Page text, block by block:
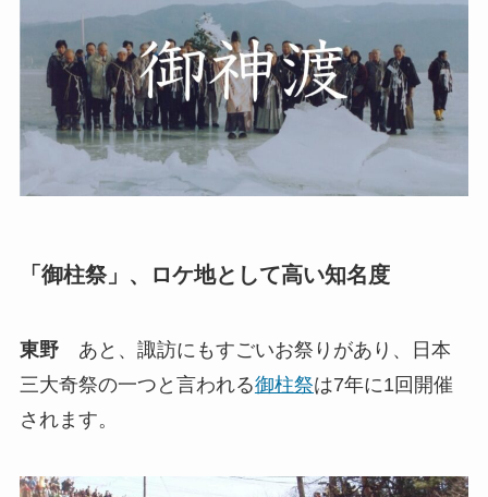
「御柱祭」、ロケ地として高い知名度
東野あと、諏訪にもすごいお祭りがあり、日本
三大奇祭の一つと言われる御柱祭は7年に1回開催
されます。